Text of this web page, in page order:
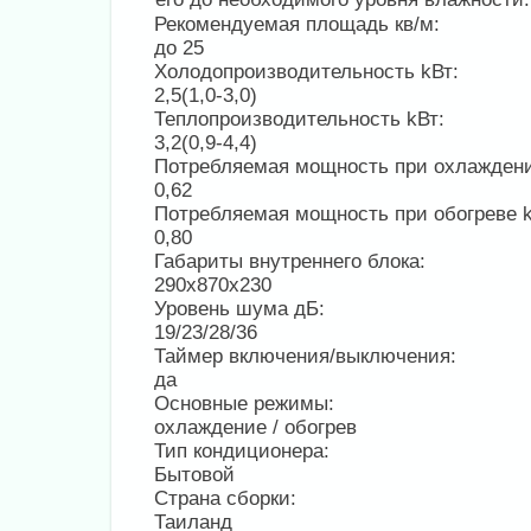
Рекомендуемая площадь кв/м:
до 25
Холодопроизводительность kВт:
2,5(1,0-3,0)
Теплопроизводительность kВт:
3,2(0,9-4,4)
Потребляемая мощность при
0,62
Потребляемая мощность при обогреве
0,80
Габариты внутреннего блока:
290х870х230
Уровень шума дБ:
19/23/28/36
Таймер включения/выключения:
да
Основные режимы:
охлаждение / обогрев
Тип кондиционера:
Бытовой
Страна сборки:
Таиланд